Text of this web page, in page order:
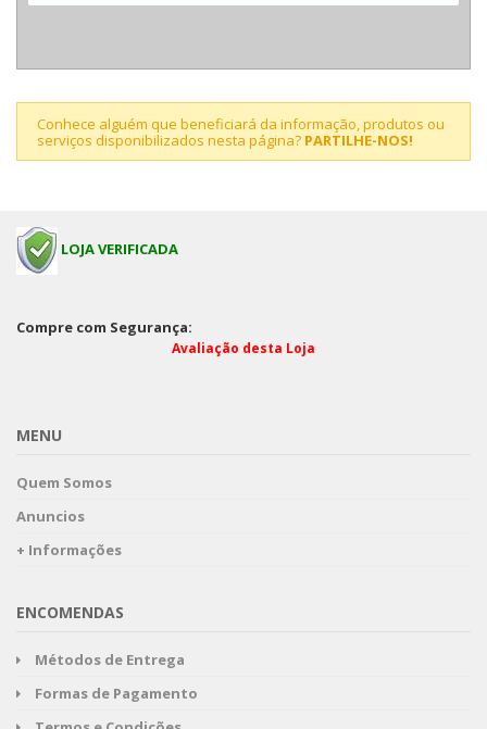
Conhece alguém que beneficiará da informação, produtos ou
serviços disponibilizados nesta página? PARTILHE-NOS!
LOJA VERIFICADA
Compre com Segurança:
Avaliação desta Loja
MENU
Quem Somos
Anuncios
+ Informações
ENCOMENDAS
Métodos de Entrega
Formas de Pagamento